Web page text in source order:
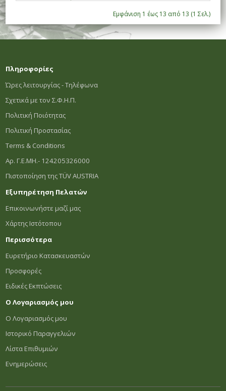
Εμφάνιση 1 έως 13 από 13 (1 Σελ.)
Πληροφορίες
Ώρες λειτουργίας - Τηλέφωνα
Σχετικά με τον Σ.Φ.Η.Π.
Πολιτική Ποιότητας
Πολιτική Προστασίας
Terms & Conditions
Αρ. Γ.Ε.ΜΗ.- 124205326000
Πιστοποίηση της TÜV AUSTRIA
Εξυπηρέτηση Πελατών
Επικοινωνήστε μαζί μας
Χάρτης Ιστότοπου
Περισσότερα
Ευρετήριο Κατασκευαστών
Προσφορές
Ειδικές Εκπτώσεις
Ο Λογαριασμός μου
Ο Λογαριασμός μου
Ιστορικό Παραγγελιών
Λίστα Επιθυμιών
Ενημερώσεις